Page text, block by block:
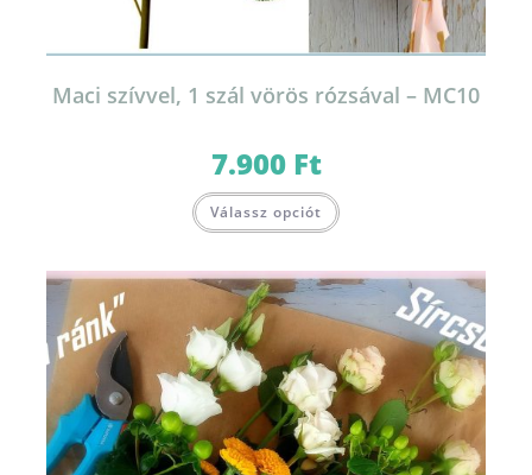
Maci szívvel, 1 szál vörös rózsával – MC10
7.900 Ft
Válassz opciót